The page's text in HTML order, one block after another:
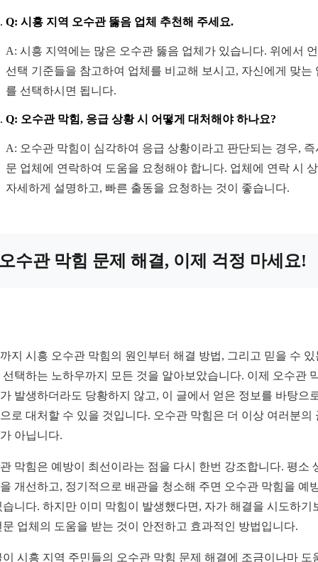
Q: 시흥 지역 오수관 뚫음 업체 추천해 주세요.
A: 시흥 지역에는 많은 오수관 뚫음 업체가 있습니다. 위에서
선택 기준들을 참고하여 업체를 비교해 보시고, 자신에게 맞는
를 선택하시면 됩니다.
Q: 오수관 막힘, 응급 상황 시 어떻게 대처해야 하나요?
A: 오수관 막힘이 심각하여 응급 상황이라고 판단되는 경우, 즉
문 업체에 연락하여 도움을 요청해야 합니다. 업체에 연락 시
자세하게 설명하고, 빠른 출동을 요청하는 것이 좋습니다.
수관 막힘 문제 해결, 이제 걱정 마세요!
지 시흥 오수관 막힘의 원인부터 해결 방법, 그리고 믿을 수 있
선택하는 노하우까지 모든 것을 알아보았습니다. 이제 오수관
발생하더라도 당황하지 않고, 이 글에서 얻은 정보를 바탕으
로 대처할 수 있을 것입니다. 오수관 막힘은 더 이상 여러분의
아닙니다.
막힘은 예방이 최선이라는 점을 다시 한번 강조합니다. 평소
개선하고, 정기적으로 배관을 청소해 주면 오수관 막힘을 예
습니다. 하지만 이미 막힘이 발생했다면, 자가 해결을 시도하기
문 업체의 도움을 받는 것이 안전하고 효과적인 방법입니다.
이 시흥 지역 주민들의 오수관 막힘 문제 해결에 조금이나마 도